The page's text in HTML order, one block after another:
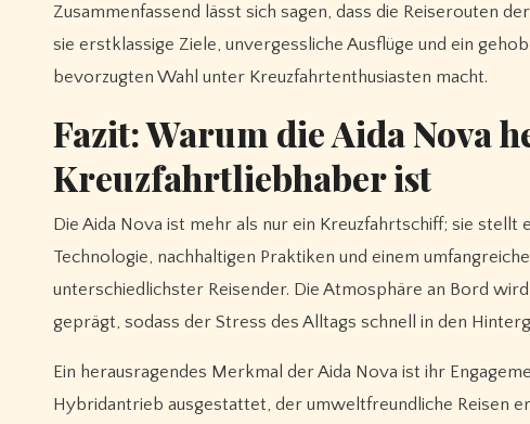
Zusammenfassend lässt sich sagen, dass die Reiserouten
sie erstklassige Ziele, unvergessliche Ausflüge und ein
bevorzugten Wahl unter Kreuzfahrtenthusiasten macht.
Fazit: Warum die Aida Nova
Kreuzfahrtliebhaber ist
Die Aida Nova ist mehr als nur ein Kreuzfahrtschiff; sie
Technologie, nachhaltigen Praktiken und einem
unterschiedlichster Reisender. Die Atmosphäre an Bord
geprägt, sodass der Stress des Alltags schnell in den
Ein herausragendes Merkmal der Aida Nova ist ihr
Hybridantrieb ausgestattet, der umweltfreundliche Reisen